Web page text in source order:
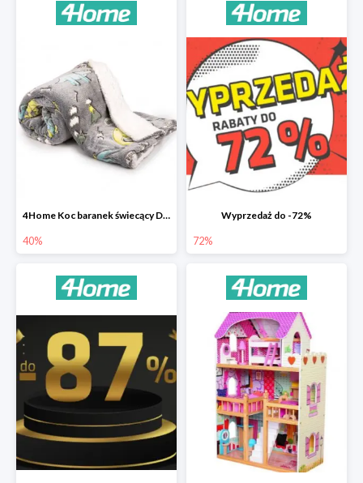
4Home Koc baranek świecący Dino
40%
Wyprzedaż do -72%
72%